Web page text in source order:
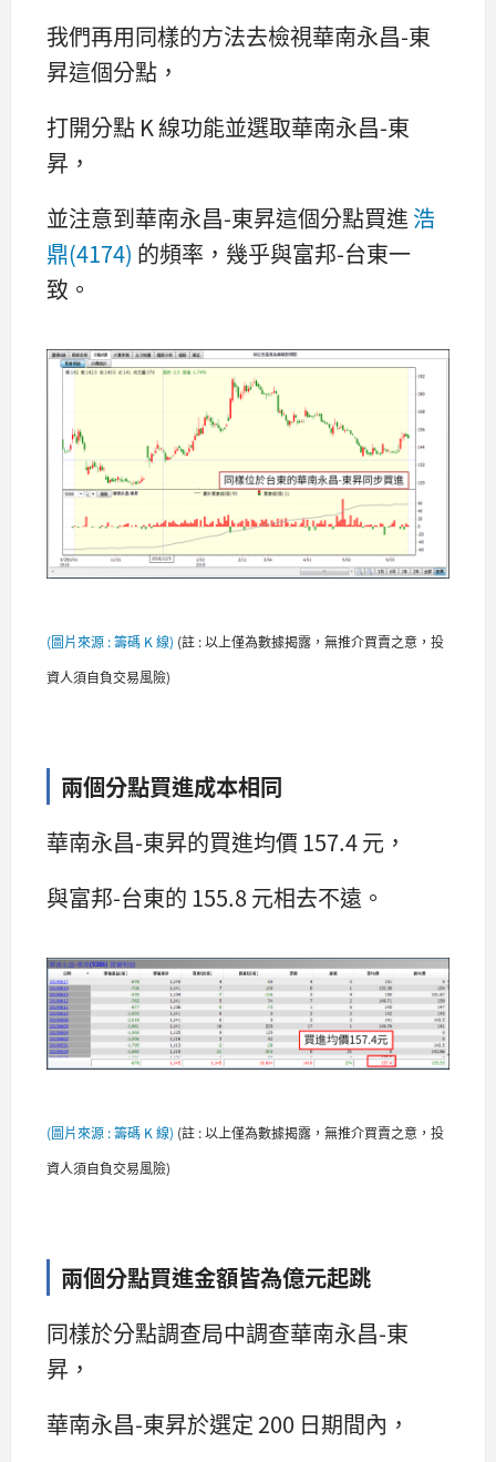
我們再用同樣的方法去檢視華南永昌-東
昇這個分點，
打開分點 K 線功能並選取華南永昌-東
昇，
並注意到華南永昌-東昇這個分點買進 浩
鼎(4174) 的頻率，幾乎與富邦-台東一
致。
(圖片來源 : 籌碼 K 線) (註 : 以上僅為數據揭露，無推介買賣之意，投
資人須自負交易風險)
兩個分點買進成本相同
華南永昌-東昇的買進均價 157.4 元，
與富邦-台東的 155.8 元相去不遠。
(圖片來源 : 籌碼 K 線) (註 : 以上僅為數據揭露，無推介買賣之意，投
資人須自負交易風險)
兩個分點買進金額皆為億元起跳
同樣於分點調查局中調查華南永昌-東
昇，
華南永昌-東昇於選定 200 日期間內，